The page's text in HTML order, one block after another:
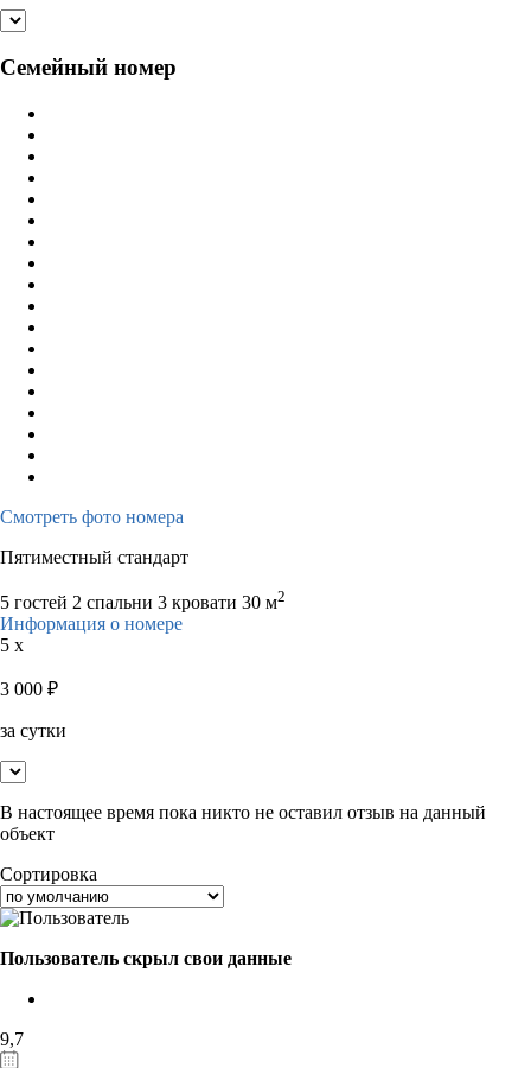
Семейный номер
Смотреть фото номера
Пятиместный стандарт
5 гостей 2 спальни 3 кровати 30 м2
Информация о номере
5 x
3 000 ₽
за сутки
В настоящее время пока никто не оставил отзыв на данный
объект
Сортировка
Пользователь скрыл свои данные
9,7